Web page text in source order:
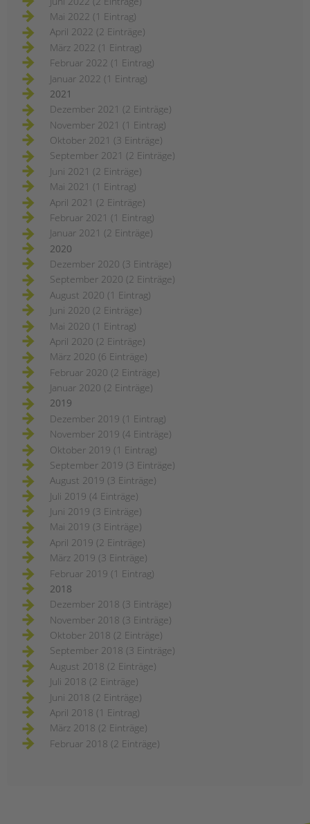
Mai 2022 (1 Eintrag)
April 2022 (2 Einträge)
März 2022 (1 Eintrag)
Februar 2022 (1 Eintrag)
Januar 2022 (1 Eintrag)
2021
Dezember 2021 (2 Einträge)
November 2021 (1 Eintrag)
Oktober 2021 (3 Einträge)
September 2021 (2 Einträge)
Juni 2021 (2 Einträge)
Mai 2021 (1 Eintrag)
April 2021 (2 Einträge)
Februar 2021 (1 Eintrag)
Januar 2021 (2 Einträge)
2020
Dezember 2020 (3 Einträge)
September 2020 (2 Einträge)
August 2020 (1 Eintrag)
Juni 2020 (2 Einträge)
Mai 2020 (1 Eintrag)
April 2020 (2 Einträge)
März 2020 (6 Einträge)
Februar 2020 (2 Einträge)
Januar 2020 (2 Einträge)
2019
Dezember 2019 (1 Eintrag)
November 2019 (4 Einträge)
Oktober 2019 (1 Eintrag)
September 2019 (3 Einträge)
August 2019 (3 Einträge)
Juli 2019 (4 Einträge)
Juni 2019 (3 Einträge)
Mai 2019 (3 Einträge)
April 2019 (2 Einträge)
März 2019 (3 Einträge)
Februar 2019 (1 Eintrag)
2018
Dezember 2018 (3 Einträge)
November 2018 (3 Einträge)
Oktober 2018 (2 Einträge)
September 2018 (3 Einträge)
August 2018 (2 Einträge)
Juli 2018 (2 Einträge)
Juni 2018 (2 Einträge)
April 2018 (1 Eintrag)
März 2018 (2 Einträge)
Februar 2018 (2 Einträge)